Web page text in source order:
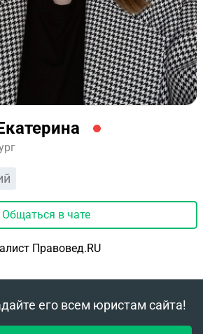
Общаться в чате
Правовед.RU
его всем юристам сайта!